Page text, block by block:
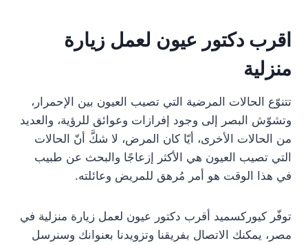
اقرب دكتور عيون لعمل زيارة
منزلية
تتنوّع الحالات المرضية التي تصيب العيون بين الإحمرار،
وتشوّش البصر إلى وجود إفرازات وعوائق للرؤية، والعديد
من الحالات الأخرى، أيّا كان المرض، لا شكَّ أنّ الحالات
التي تصيب العيون هي الأكثر إزعاجًا والبحث عن طبيب
في هذا الوقت هو أمر مُرهق للمريض وعائلته.
توفّر كيوركسميد أقرب دكتور عيون لعمل زيارة منزلية في
مصر، يمكنك الاتصال بفريقنا وتزويدنا بعنوانك وسنرسل